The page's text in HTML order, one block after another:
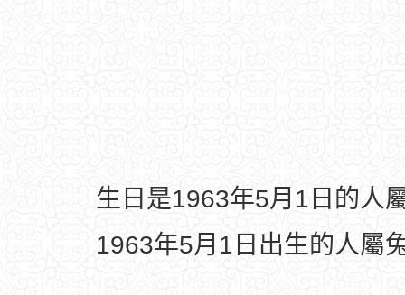
生日是1963年5月1日的人
1963年5月1日出生的人屬